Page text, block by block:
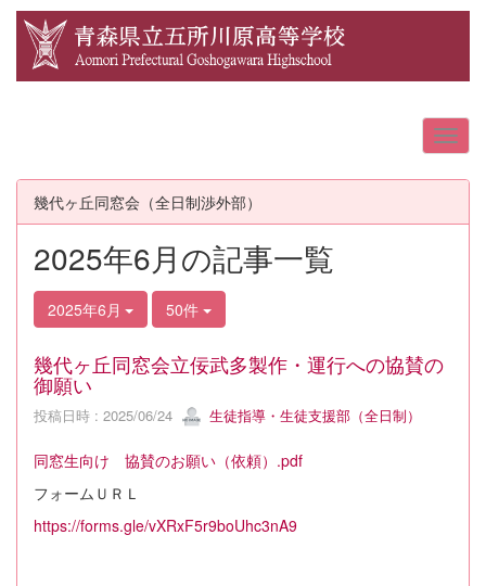
幾代ヶ丘同窓会（全日制渉外部）
2025年6月の記事一覧
2025年6月 50件
幾代ヶ丘同窓会立佞武多製作・運行への協賛の
御願い
投稿日時 : 2025/06/24 生徒指導・生徒支援部（全日制）
同窓生向け 協賛のお願い（依頼）.pdf
フォームＵＲＬ
https://forms.gle/vXRxF5r9boUhc3nA9